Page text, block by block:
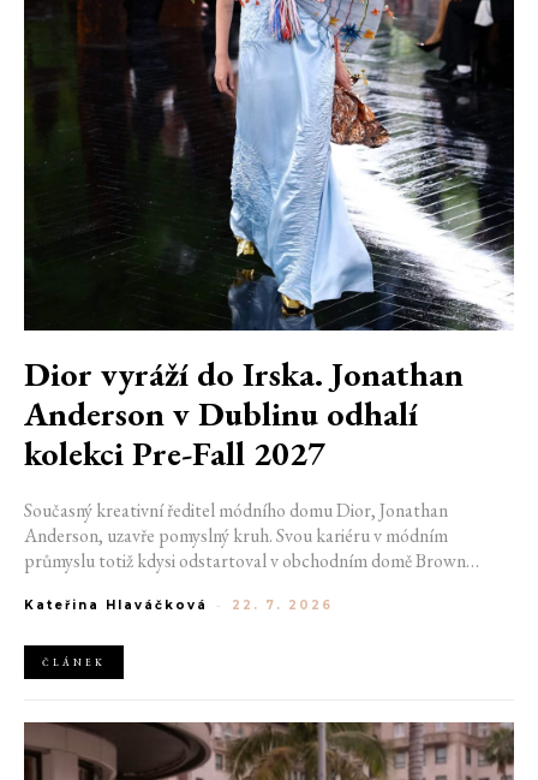
Dior vyráží do Irska. Jonathan
Anderson v Dublinu odhalí
kolekci Pre-Fall 2027
Současný kreativní ředitel módního domu Dior, Jonathan
Anderson, uzavře pomyslný kruh. Svou kariéru v módním
průmyslu totiž kdysi odstartoval v obchodním domě Brown
jedné z největších luxusních značek světa. V prosinci totiž v
Fall 2027.
Kateřina Hlaváčková - 22. 7. 2026
ČLÁNEK